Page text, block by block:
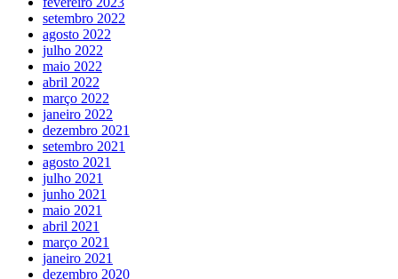
setembro 2022
agosto 2022
julho 2022
maio 2022
abril 2022
março 2022
janeiro 2022
dezembro 2021
setembro 2021
agosto 2021
julho 2021
junho 2021
maio 2021
abril 2021
março 2021
janeiro 2021
dezembro 2020